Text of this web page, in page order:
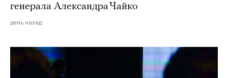
генерала Александра Чайко
день назад